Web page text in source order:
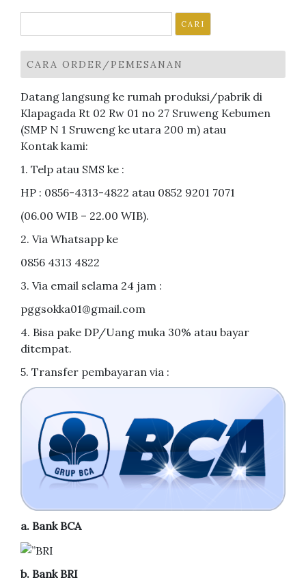
untuk:
CARA ORDER/PEMESANAN
Datang langsung ke rumah produksi/pabrik di
Klapagada Rt 02 Rw 01 no 27 Sruweng Kebumen
(SMP N 1 Sruweng ke utara 200 m) atau
Kontak kami:
1. Telp atau SMS ke :
HP : 0856-4313-4822 atau 0852 9201 7071
(06.00 WIB – 22.00 WIB).
2. Via Whatsapp ke
0856 4313 4822
3. Via email selama 24 jam :
pggsokka01@gmail.com
4. Bisa pake DP/Uang muka 30% atau bayar
ditempat.
5. Transfer pembayaran via :
a. Bank BCA
b. Bank BRI